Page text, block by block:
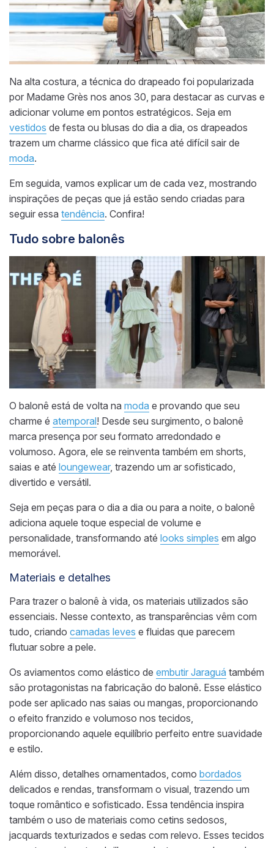
Na alta costura, a técnica do drapeado foi popularizada
por Madame Grès nos anos 30, para destacar as curvas e
adicionar volume em pontos estratégicos. Seja em
vestidos de festa ou blusas do dia a dia, os drapeados
trazem um charme clássico que fica até difícil sair de
moda.
Em seguida, vamos explicar um de cada vez, mostrando
inspirações de peças que já estão sendo criadas para
seguir essa tendência. Confira!
Tudo sobre balonês
O balonê está de volta na moda e provando que seu
charme é atemporal! Desde seu surgimento, o balonê
marca presença por seu formato arredondado e
volumoso. Agora, ele se reinventa também em shorts,
saias e até loungewear, trazendo um ar sofisticado,
divertido e versátil.
Seja em peças para o dia a dia ou para a noite, o balonê
adiciona aquele toque especial de volume e
personalidade, transformando até looks simples em algo
memorável.
Materiais e detalhes
Para trazer o balonê à vida, os materiais utilizados são
essenciais. Nesse contexto, as transparências vêm com
tudo, criando camadas leves e fluidas que parecem
flutuar sobre a pele.
Os aviamentos como elástico de embutir Jaraguá também
são protagonistas na fabricação do balonê. Esse elástico
pode ser aplicado nas saias ou mangas, proporcionando
o efeito franzido e volumoso nos tecidos,
proporcionando aquele equilíbrio perfeito entre suavidade
e estilo.
Além disso, detalhes ornamentados, como bordados
delicados e rendas, transformam o visual, trazendo um
toque romântico e sofisticado. Essa tendência inspira
também o uso de materiais como cetins sedosos,
jacquards texturizados e sedas com relevo. Esses tecidos